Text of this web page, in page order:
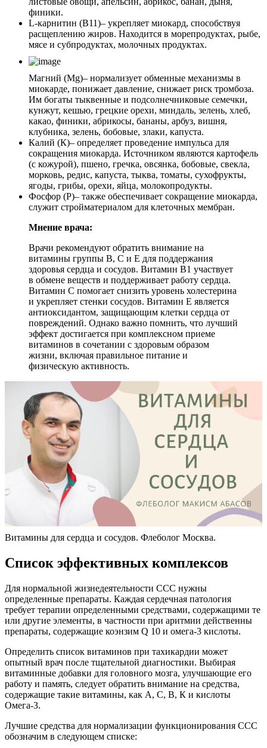
финики.
L-карнитин (В11)– укрепляет миокард, способствуя
расщеплению жиров. Находится в морепродуктах, рыбе,
мясе и субпродуктах, молочных продуктах.
Магний (Mg)– нормализует обменные механизмы в
миокарде, понижает давление, снижает риск тромбоза.
Им богаты тыквенные и подсолнечниковые семечки,
кунжут, кешью, грецкие орехи, миндаль, зелень, хлеб,
какао, финики, абрикосы, бананы, арбуз, вишня,
клубника, зелень, бобовые, злаки, капуста.
Калий (К)– определяет проведение импульса для
сокращения миокарда. Источником являются картофель
(с кожурой), пшено, гречка, овсянка, бобовые, свекла,
морковь, редис, капуста, тыква, томаты, сухофрукты,
ягоды, грибы, орехи, яйца, молокопродукты.
Фосфор (Р)– также обеспечивает сокращение миокарда,
служит стройматериалом для клеточных мембран.
Мнение врача:
Врачи рекомендуют обратить внимание на
витамины группы В, С и Е для поддержания
здоровья сердца и сосудов. Витамин В1 участвует
в обмене веществ и поддерживает работу сердца.
Витамин С помогает снизить уровень холестерина
и укрепляет стенки сосудов. Витамин Е является
антиоксидантом, защищающим клетки сердца от
повреждений. Однако важно помнить, что лучший
эффект достигается при комплексном приеме
витаминов в сочетании с здоровым образом
жизни, включая правильное питание и
физическую активность.
Витамины для сердца и сосудов. Флеболог Москва.
Список эффективных комплексов
Для нормальной жизнедеятельности ССС нужны
определенные препараты. Каждая сердечная патология
требует терапии определенными средствами, содержащими те
или другие элементы, в частности при аритмии действенны
препараты, содержащие коэнзим Q 10 и омега-3 кислоты.
Определить список витаминов при тахикардии может
опытный врач после тщательной диагностики. Выбирая
витаминные добавки для головного мозга, улучшающие его
работу и память, следует обратить внимание на средства,
содержащие такие витамины, как А, С, В, К и кислоты
Омега-3.
Лучшие средства для нормализации функционирования ССС
обозначим в следующем списке: